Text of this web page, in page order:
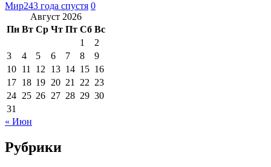
Мир243 года спустя 0
Август 2026
Пн Вт Ср Чт Пт Сб Вс
1
2
3
4 5 6 7 8
9
10 11 12 13 14 15 16
17 18 19 20 21 22 23
24 25 26 27 28 29 30
31
« Июн
Рубрики